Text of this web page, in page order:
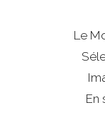
Le
En